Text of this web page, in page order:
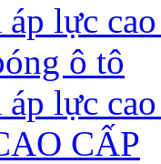
lực
ô tô
lực
CẤP